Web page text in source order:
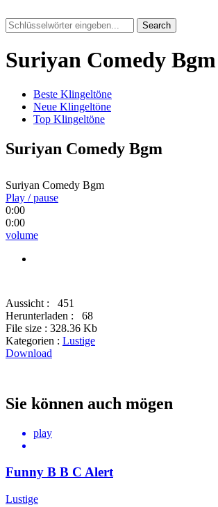
Search
Suriyan Comedy Bgm
Beste Klingeltöne
Neue Klingeltöne
Top Klingeltöne
Suriyan Comedy Bgm
Suriyan Comedy Bgm
Play / pause
0:00
0:00
volume
Aussicht :
451
Herunterladen :
68
File size : 328.36 Kb
Kategorien : Lustige
Download
Sie können auch mögen
play
Funny B B C Alert
Lustige